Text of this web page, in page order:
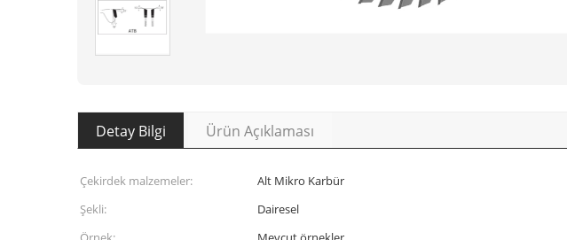
Detay Bilgi Ürün Açıklaması
Çekirdek malzemeler: Alt Mikro Karbür
Şekli:
Dairesel